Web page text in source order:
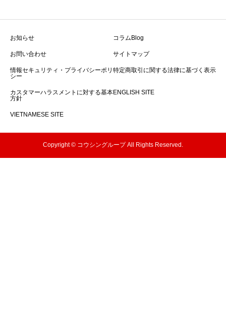
お知らせ コラムBlog
お問い合わせ サイトマップ
情報セキュリティ・プライバシーポリ
シー
特定商取引に関する法律に基づく表示
カスタマーハラスメントに対する基本
方針
ENGLISH SITE
VIETNAMESE SITE
Copyright © コウシングループ All Rights Reserved.